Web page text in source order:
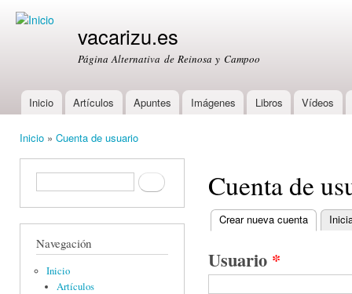
vacarizu.es
Página Alternativa de Reinosa y Campoo
Main menu
Inicio Artículos Apuntes Imágenes Libros Vídeos
Inicio » Cuenta de usuario
Formulario de búsquedaBuscar
Navegación
Inicio
Artículos
Cuenta de
Primary tabs
Crear nueva cuenta (active
Usuario *